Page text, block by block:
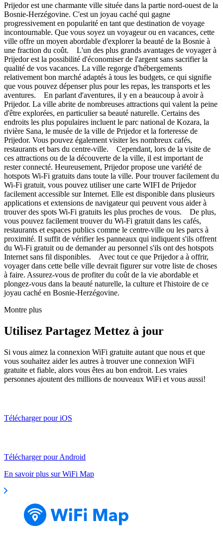
Prijedor est une charmante ville située dans la partie nord-ouest de la
Bosnie-Herzégovine. C'est un joyau caché qui gagne
progressivement en popularité en tant que destination de voyage
incontournable. Que vous soyez un voyageur ou en vacances, cette
ville offre un moyen abordable d'explorer la beauté de la Bosnie à
une fraction du coût. L'un des plus grands avantages de voyager à
Prijedor est la possibilité d'économiser de l'argent sans sacrifier la
qualité de vos vacances. La ville regorge d'hébergements
relativement bon marché adaptés à tous les budgets, ce qui signifie
que vous pouvez dépenser plus pour les repas, les transports et les
aventures. En parlant d'aventures, il y en a beaucoup à avoir à
Prijedor. La ville abrite de nombreuses attractions qui valent la peine
d'être explorées, en particulier sa beauté naturelle. Certains des
endroits les plus populaires incluent le parc national de Kozara, la
rivière Sana, le musée de la ville de Prijedor et la forteresse de
Prijedor. Vous pouvez également visiter les nombreux cafés,
restaurants et bars du centre-ville. Cependant, lors de la visite de
ces attractions ou de la découverte de la ville, il est important de
rester connecté. Heureusement, Prijedor propose une variété de
hotspots Wi-Fi gratuits dans toute la ville. Pour trouver facilement du
Wi-Fi gratuit, vous pouvez utiliser une carte WIFI de Prijedor
facilement accessible sur Internet. Elle est disponible dans plusieurs
applications et extensions de navigateur qui peuvent vous aider à
trouver des spots Wi-Fi gratuits les plus proches de vous. De plus,
vous pouvez facilement trouver du Wi-Fi gratuit dans les cafés,
restaurants et espaces publics comme le centre-ville ou les parcs à
proximité. Il suffit de vérifier les panneaux qui indiquent s'ils offrent
du Wi-Fi gratuit ou de demander au personnel s'ils ont des hotspots
Internet sans fil disponibles. Avec tout ce que Prijedor a à offrir,
voyager dans cette belle ville devrait figurer sur votre liste de choses
à faire. Assurez-vous de profiter du coût de la vie abordable et
plongez-vous dans la beauté naturelle, la culture et l'histoire de ce
joyau caché en Bosnie-Herzégovine.
Montre plus
Utilisez Partagez Mettez à jour
Si vous aimez la connexion WiFi gratuite autant que nous et que
vous souhaitez aider les autres à trouver une connexion WiFi
gratuite et fiable, alors vous êtes au bon endroit. Les vraies
personnes ajoutent des millions de nouveaux WiFi et vous aussi!
Télécharger pour iOS
Télécharger pour Android
En savoir plus sur WiFi Map